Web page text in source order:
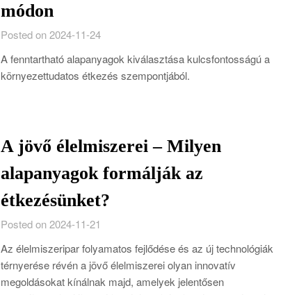
módon
Posted on 2024-11-24
A fenntartható alapanyagok kiválasztása kulcsfontosságú a
környezettudatos étkezés szempontjából.
A jövő élelmiszerei – Milyen
alapanyagok formálják az
étkezésünket?
Posted on 2024-11-21
Az élelmiszeripar folyamatos fejlődése és az új technológiák
térnyerése révén a jövő élelmiszerei olyan innovatív
megoldásokat kínálnak majd, amelyek jelentősen